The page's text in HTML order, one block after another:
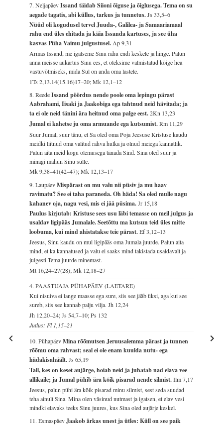
7. NeljapäevIssand täidab Siioni õiguse ja õiglusega. Tema on su
aegade tagatis, abi küllus, tarkus ja tunnetus.Js 33,5–6
Nüüd oli kogudusel tervel Juuda-, Galilea- ja Samaariamaal
rahu end üles ehitada ja käia Issanda kartuses, ja see üha
kasvas Püha Vaimu julgustusel.Ap 9,31
Armas Issand, me igatseme Sinu rahu endi keskele ja hinge. Palun
anna meisse aukartus Sinu ees, et oleksime valmistatud kõige hea
vastuvõtmiseks, mida Sul on anda oma lastele.
1Ts 2,13.14(15.16)17–20; Mk 12,1–12
8. ReedeIssand pöördus nende poole oma lepingu pärast
Aabrahami, Iisaki ja Jaakobiga ega tahtnud neid hävitada; ja
ta ei ole neid tänini ära heitnud oma palge eest.2Kn 13,23
Jumal ei kahetse ju oma armuande ega kutsumist.Rm 11,29
Suur Jumal, suur tänu, et Sa oled oma Poja Jeesuse Kristuse kaudu
meidki liitnud oma valitud rahva hulka ja olnud meiega kannatlik.
Palun aita meid kogu olemusega tänada Sind. Sina oled suur ja
minagi mahun Sinu sülle.
Mk 9,38–41(42–47); Mk 12,13–17
9. LaupäevMispärast on mu valu nii püsiv ja mu haav
ravimatu? See ei taha paraneda. Oh häda! Sa oled mulle nagu
kahanev oja, nagu vesi, mis ei jää püsima.Jr 15,18
Paulus kirjutab: Kristuse sees usu läbi temasse on meil julgus ja
usaldav ligipääs Jumalale. Seetõttu ma kutsun teid üles mitte
loobuma, kui mind ahistatakse teie pärast.Ef 3,12–13
Jeesus, Sinu kaudu on mul ligipääs oma Jumala juurde. Palun aita
mind, et ka kannatused ja valu ei saaks mind takistada usaldavalt ja
julgesti Tema juurde minemast.
Mt 16,24–27(28); Mk 12,18–27
4. PAASTUAJA PÜHAPÄEV (LAETARE)
Kui nisuiva ei lange maasse ega sure, siis see jääb üksi, aga kui see
sureb, siis see kannab palju vilja.Jh 12,24
Jh 12,20–24; Js 54,7–10; Ps 132
Jutlus: Fl 1,15–21
10. PühapäevMina rõõmutsen Jeruusalemma pärast ja tunnen
rõõmu oma rahvast; seal ei ole enam kuulda nutu- ega
hädakisahäält.Js 65,19
Tall, kes on keset aujärge, hoiab neid ja juhatab nad elava vee
allikaile; ja Jumal pühib ära kõik pisarad nende silmist.Ilm 7,17
Jeesus, palun pühi ära kõik pisarad minu silmist, sest seda suudad
teha ainult Sina. Mina olen väsinud nutmast ja igatsen, et elav vesi
mindki elavaks teeks Sinu juures, kus Sina oled aujärje keskel.
11. EsmaspäevJaakob ärkas unest ja ütles: Küll on see paik